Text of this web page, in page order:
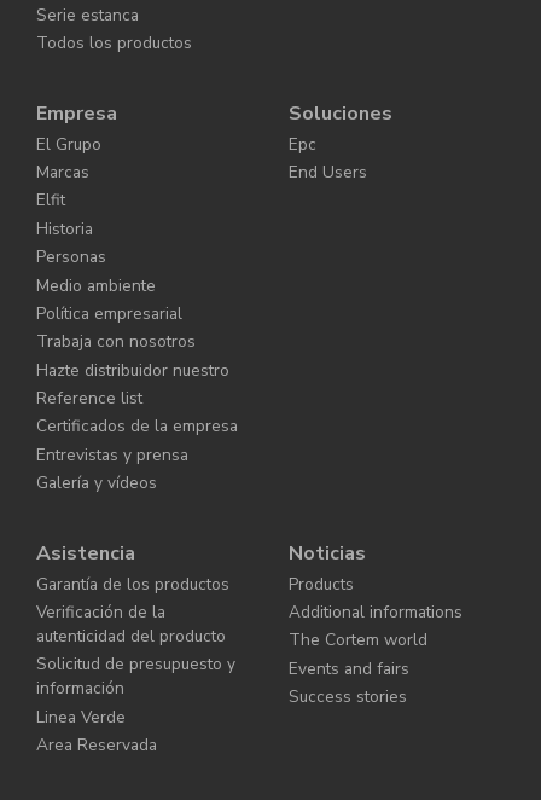
Serie estanca
Todos los productos
Empresa
El Grupo
Marcas
Elfit
Historia
Personas
Medio ambiente
Política empresarial
Trabaja con nosotros
Hazte distribuidor nuestro
Reference list
Certificados de la empresa
Entrevistas y prensa
Galería y vídeos
Soluciones
Epc
End Users
Asistencia
Garantía de los productos
Verificación de la
autenticidad del producto
Solicitud de presupuesto y
información
Linea Verde
Area Reservada
Noticias
Products
Additional informations
The Cortem world
Events and fairs
Success stories